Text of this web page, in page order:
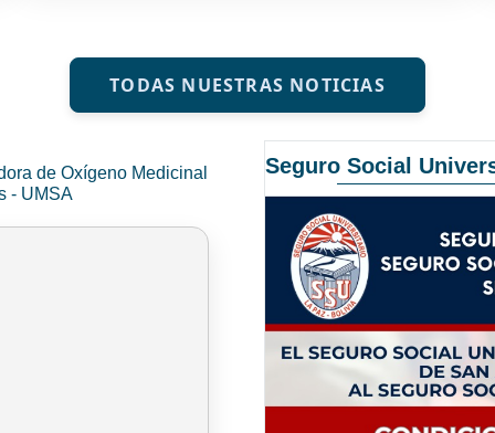
TODAS NUESTRAS NOTICIAS
de Oxígeno Medicinal
- UMSA
Seguro Social